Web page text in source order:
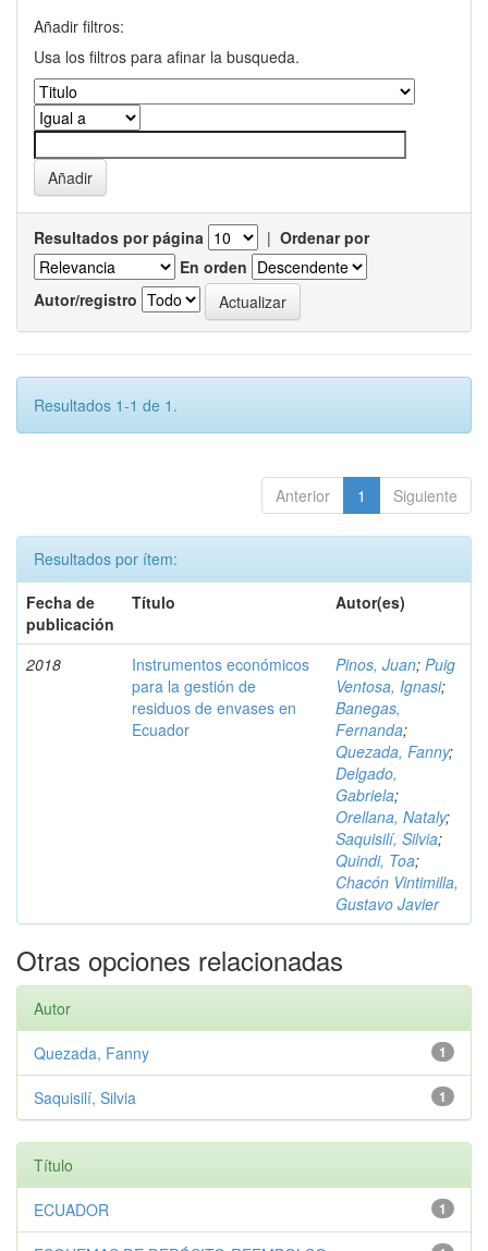
Añadir filtros:
Usa los filtros para afinar la busqueda.
Resultados por página | Ordenar por
En orden
Autor/registro
Resultados 1-1 de 1.
Anterior 1 Siguiente
Resultados por ítem:
Fecha de
publicación
Título Autor(es)
2018
Instrumentos económicos
para la gestión de
residuos de envases en
Ecuador
Pinos, Juan; Puig
Ventosa, Ignasi;
Banegas,
Fernanda;
Quezada, Fanny;
Delgado,
Gabriela;
Orellana, Nataly;
Saquisilí, Silvia;
Quindi, Toa;
Chacón Vintimilla,
Gustavo Javier
Otras opciones relacionadas
Autor
1
Quezada, Fanny
1
Saquisilí, Silvia
Título
1
ECUADOR